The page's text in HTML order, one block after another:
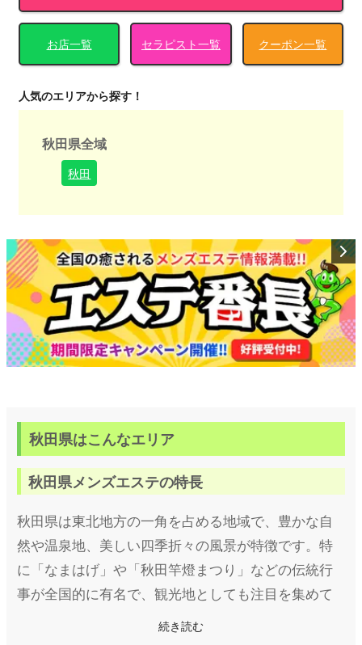
お店一覧 セラピスト一覧 クーポン一覧
人気のエリアから探す！
秋田県全域
秋田
秋田県はこんなエリア
秋田県メンズエステの特長
秋田県は東北地方の一角を占める地域で、豊かな自
然や温泉地、美しい四季折々の風景が特徴です。特
に「なまはげ」や「秋田竿燈まつり」などの伝統行
事が全国的に有名で、観光地としても注目を集めて
います。秋田市を中心に発展しているエリアでは商
続き読む